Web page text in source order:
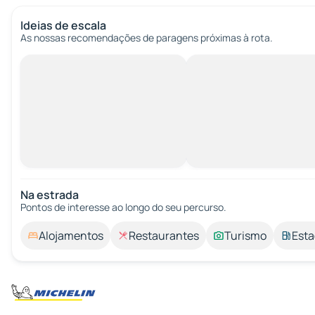
Ideias de escala
As nossas recomendações de paragens próximas à rota.
Na estrada
Pontos de interesse ao longo do seu percurso.
Alojamentos Restaurantes Turismo